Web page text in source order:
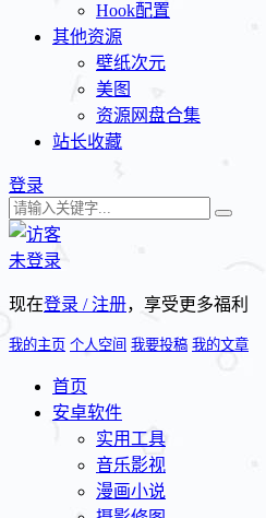
Hook配置
其他资源
壁纸次元
美图
资源网盘合集
站长收藏
登录
未登录
现在登录 / 注册，享受更多福利
我的主页 个人空间 我要投稿 我的文章
首页
安卓软件
实用工具
音乐影视
漫画小说